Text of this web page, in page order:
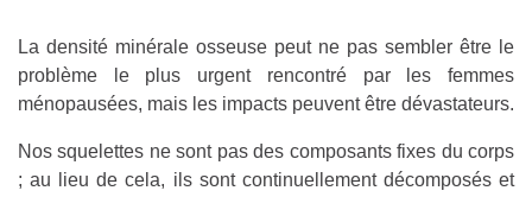
La densité minérale osseuse peut ne pas sembler être le
problème le plus urgent rencontré par les femmes
ménopausées, mais les impacts peuvent être dévastateurs.
Nos squelettes ne sont pas des composants fixes du corps
; au lieu de cela, ils sont continuellement décomposés et